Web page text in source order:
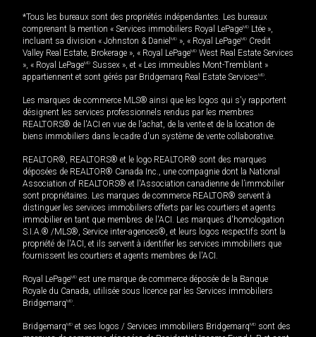
*Tous les bureaux sont des propriétés indépendantes. Les bureaux
comprenant la mention « Services immobiliers Royal LePageMD Ltée »,
incluant sa division « Johnston & Daniel MD », « Royal LePageMD Credit
Valley Real Estate, Brokerage », « Royal LePageMD West Real Estate Services
», « Royal LePageMD Sussex », et « Les immeubles Mont-Tremblant »
appartiennent et sont gérés par Bridgemarq Real Estate ServicesMD.
Les marques de commerce MLS® ainsi que les logos qui s'y rapportent
désignent les services professionnels rendus par les membres
REALTORS® de l'ACI en vue de l'achat, de la vente et de la location de
biens immobiliers dans le cadre d'un système de vente collaborative.
REALTOR®, REALTORS® et le logo REALTOR® sont des marques
déposées de REALTOR® Canada Inc., une compagnie dont la National
Association of REALTORS® et l'Association canadienne de l’immobilier
sont propriétaires. Les marques de commerce REALTOR® servent à
distinguer les services immobiliers offerts par les courtiers et agents
immobilier en tant que membres de l'ACI. Les marques d'homologation
S.I.A.® /MLS®, Service inter-agences®, et leurs logos respectifs sont la
propriété de l'ACI, et ils servent à identifier les services immobiliers que
fournissent les courtiers et agents membres de l'ACI.
Royal LePageMD est une marque de commerce déposée de la Banque
Royale du Canada, utilisée sous licence par les Services immobiliers
BridgemarqMD.
BridgemarqMD et ses logos / Services immobiliers BridgemarqMD sont des